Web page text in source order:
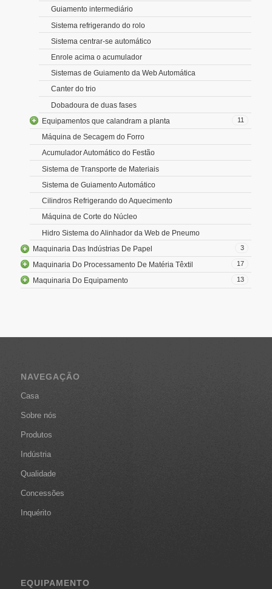
Guiamento intermediário
Sistema refrigerando do rolo
Sistema centrar-se automático
Enrole acima o acumulador
Sistemas de Guiamento da Web Automática
Canter do trio
Dobadoura de duas fases
11
Equipamentos que calandram a planta
Máquina de Secagem do Forro
Acumulador Automático do Festão
Sistema de Transporte de Materiais
Sistema de Guiamento Automático
Cilindros Refrigerando do Aquecimento
Máquina de Corte do Núcleo
Hidro Sistema do Alinhador da Web de Pneumo
3
Maquinaria Das Indústrias De Papel
17
Maquinaria Do Processamento De Matéria Têxtil
13
Maquinaria Do Equipamento
NAVEGAÇÃO
Casa
Sobre nós
Produtos
Indústria
Qualidade
Concessões
Inquérito
EQUIPAMENTO